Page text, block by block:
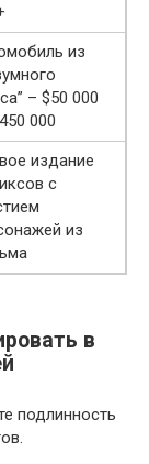
из
– $50 000
000
издание
с
из
в
подлинность